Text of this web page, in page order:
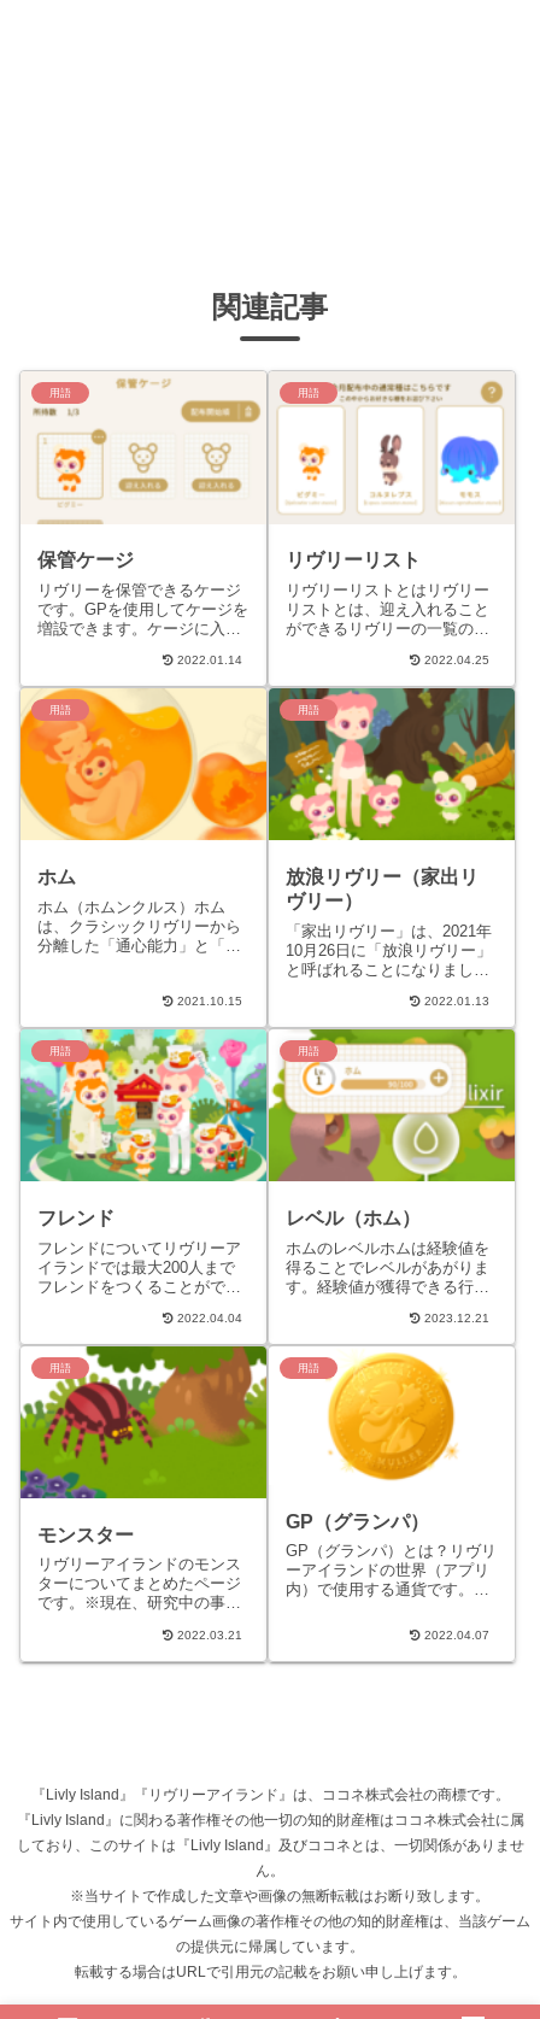
関連記事
用語
保管ケージ
リヴリーを保管できるケージ
です。GPを使用してケージを
増設できます。ケージに入っ
康状態がそのまま保たれま
す。休眠時間は、リヴリーが
保管...
2022.01.14
用語
リヴリーリスト
リヴリーリストとはリヴリー
リストとは、迎え入れること
ができるリヴリーの一覧のこ
ューにて保管ケージに空きが
ある場合［/livly］→→→...
2022.04.25
用語
ホム
ホム（ホムンクルス）ホム
は、クラシックリヴリーから
分離した「通心能力」と「ヒ
し中に入り動くことができま
2021.10.15
用語
放浪リヴリー（家出リ
ヴリー）
「家出リヴリー」は、2021年
10月26日に「放浪リヴリー」
と呼ばれることになりまし
はVer.1.11.0時点での情報とな
ります）放浪...
2022.01.13
用語
フレンド
フレンドについてリヴリーア
イランドでは最大200人まで
フレンドをつくることができ
ることフレンドリストに登録
されるアルケミカルツリーか
ら...
2022.04.04
用語
レベル（ホム）
ホムのレベルホムは経験値を
得ることでレベルがあがりま
す。経験値が獲得できる行動
ミカルツリーから木の実を収
穫する（/harve...
2023.12.21
用語
モンスター
リヴリーアイランドのモンス
ターについてまとめたページ
です。※現在、研究中の事柄
性があります。モンスターに
ついて モンスターは虫（クモ
2022.03.21
用語
GP（グランパ）
GP（グランパ）とは？リヴリ
ーアイランドの世界（アプリ
内）で使用する通貨です。ラ
ＧＰと課金して得られる有償
使...
2022.04.07
『Livly Island』『リヴリーアイランド』は、ココネ株式会社の商標です。
『Livly Island』に関わる著作権その他一切の知的財産権はココネ株式会社に属
しており、このサイトは『Livly Island』及びココネとは、一切関係がありませ
ん。
※当サイトで作成した文章や画像の無断転載はお断り致します。
サイト内で使用しているゲーム画像の著作権その他の知的財産権は、当該ゲーム
の提供元に帰属しています。
転載する場合はURLで引用元の記載をお願い申し上げます。